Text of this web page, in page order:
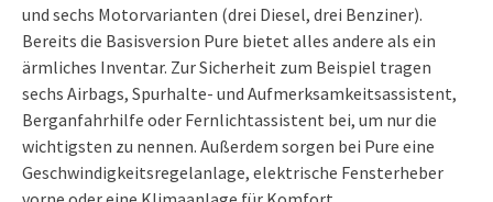
und sechs Motorvarianten (drei Diesel, drei Benziner).
Bereits die Basisversion Pure bietet alles andere als ein
ärmliches Inventar. Zur Sicherheit zum Beispiel tragen
sechs Airbags, Spurhalte- und Aufmerksamkeitsassistent,
Berganfahrhilfe oder Fernlichtassistent bei, um nur die
wichtigsten zu nennen. Außerdem sorgen bei Pure eine
Geschwindigkeitsregelanlage, elektrische Fensterheber